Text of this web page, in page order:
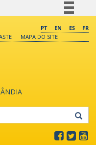
Comunica BR
PT EN ES
FR
MAPA DO SITE